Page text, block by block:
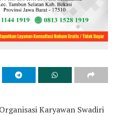
Karyawan Swadiri